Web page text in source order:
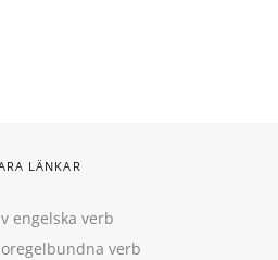
LÄNKAR
engelska verb
oregelbundna verb